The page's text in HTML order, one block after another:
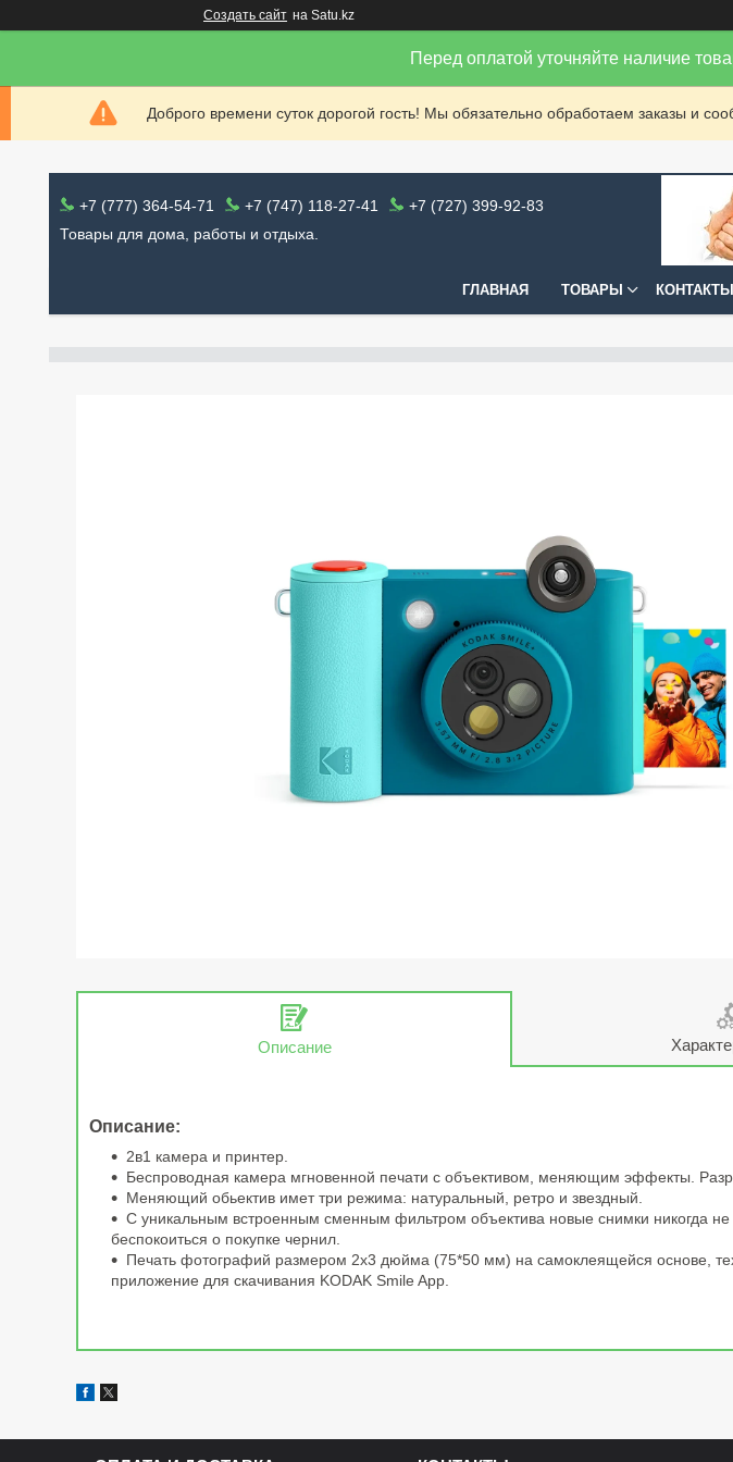
Создать сайт на Satu.kz
Перед оплатой уточняйте наличие
Доброго времени суток дорогой гость! Мы обязательно обработаем заказы и
+7 (777) 364-54-71 +7 (747) 118-27-41
+7 (727) 399-92-83
Товары для дома, работы и отдыха.
ГЛАВНАЯ ТОВАРЫ КОНТАКТЫ
Описание
Описание:
2в1 камера и принтер.
Беспроводная камера мгновенной печати с объективом, меняющим эффекты.
Меняющий обьектив имет три режима: натуральный, ретро и звездный.
С уникальным встроенным сменным фильтром объектива новые снимки никогда
беспокоиться о покупке чернил.
Печать фотографий размером 2x3 дюйма (75*50 мм) на самоклеящейся основе,
приложение для скачивания KODAK Smile App.